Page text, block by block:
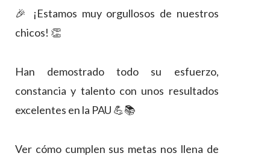
🎉 ¡Estamos muy orgullosos de nuestros
chicos! 👏
Han demostrado todo su esfuerzo,
constancia y talento con unos resultados
excelentes en la PAU 💪📚
Ver cómo cumplen sus metas nos llena de